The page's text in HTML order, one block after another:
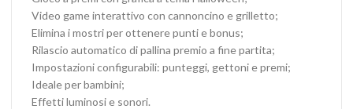
Video game interattivo con cannoncino e grilletto;
Elimina i mostri per ottenere punti e bonus;
Rilascio automatico di pallina premio a fine partita;
Impostazioni configurabili: punteggi, gettoni e premi;
Ideale per bambini;
Effetti luminosi e sonori.